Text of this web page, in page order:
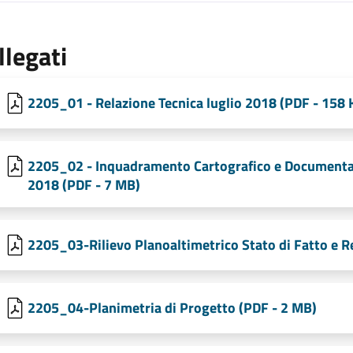
2205_01 - Relazione Tecnica luglio 2018 (PDF - 158
2205_02 - Inquadramento Cartografico e
2018 (PDF - 7 MB)
2205_03-Rilievo Planoaltimetrico Stato di Fatto e
2205_04-Planimetria di Progetto (PDF - 2 MB)